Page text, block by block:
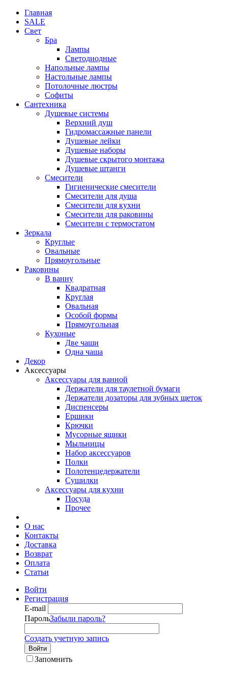
Главная
SALE
Свет
Бра
Лампы
Светодиодные
Напольные лампы
Настольные лампы
Потолочные люстры
Софиты
Сантехника
Душевые системы
Верхний душ
Гидромассажные панели
Душевые лейки
Душевые наборы
Душевые скрытого монтажа
Душевые штанги
Смесители
Гигиенические смесители
Смесители для душа
Смесители для кухни
Смесители для раковины
Смесители с термостатом
Зеркала
Круглые
Овальные
Прямоугольные
Раковины
В ванну
Квадратная
Круглая
Овальная
Особой формы
Прямоугольная
Кухоные
Две чаши
Одна чаша
Декор
Аксессуары
Аксессуары для ванной
Держатели для таулетной бумаги
Держатели дозаторы для зубных щеток
Диспенсеры
Ершики
Крючки
Мусорные ящики
Мыльницы
Набор аксессуаров
Полки
Полотенцедержатели
Сушилки
Аксессуары для кухни
Посуда
Прочее
О нас
Контакты
Доставка
Возврат
Оплата
Статьи
Войти
Регистрация
E-mail
ПарольЗабыли пароль?
Создать учетную запись
Войти
Запомнить